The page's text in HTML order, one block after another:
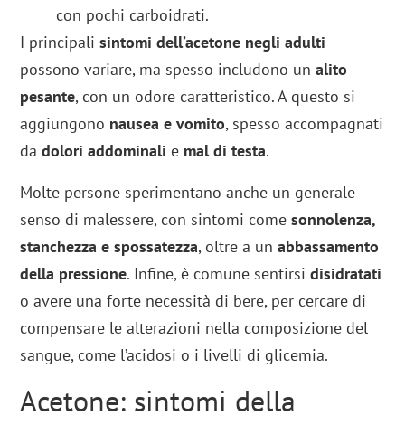
con pochi carboidrati.
I principalisintomi dell’acetone negli adulti
possono variare, ma spesso includono unalito
pesante, con un odore caratteristico. A questo si
aggiungono nausea e vomito, spesso accompagnati
dadolori addominali e mal di testa.
Molte persone sperimentano anche un generale
senso di malessere, con sintomi comesonnolenza,
stanchezza e spossatezza, oltre a unabbassamento
della pressione. Infine, è comune sentirsidisidratati
o avere una forte necessità di bere, per cercare di
compensare le alterazioni nella composizione del
sangue, come l’acidosi o i livelli di glicemia.
Acetone: sintomi della